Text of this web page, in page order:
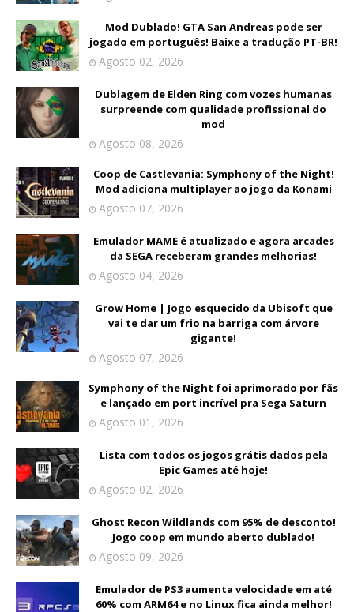
Mod Dublado! GTA San Andreas pode ser
jogado em português! Baixe a tradução PT-BR!
Agosto 02, 2026
Dublagem de Elden Ring com vozes humanas
surpreende com qualidade profissional do
mod
Agosto 08, 2026
Coop de Castlevania: Symphony of the Night!
Mod adiciona multiplayer ao jogo da Konami
Agosto 07, 2026
Emulador MAME é atualizado e agora arcades
da SEGA receberam grandes melhorias!
Agosto 04, 2026
Grow Home | Jogo esquecido da Ubisoft que
vai te dar um frio na barriga com árvore
gigante!
Agosto 07, 2026
Symphony of the Night foi aprimorado por fãs
e lançado em port incrível pra Sega Saturn
Agosto 01, 2026
Lista com todos os jogos grátis dados pela
Epic Games até hoje!
Agosto 02, 2026
Ghost Recon Wildlands com 95% de desconto!
Jogo coop em mundo aberto dublado!
Agosto 09, 2026
Emulador de PS3 aumenta velocidade em até
60% com ARM64 e no Linux fica ainda melhor!